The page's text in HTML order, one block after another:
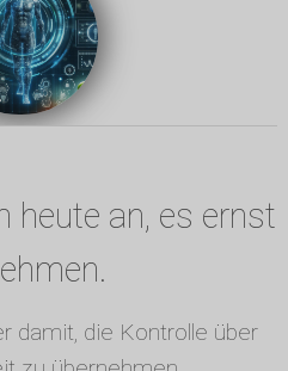
heute an, es ernst
damit, die Kontrolle über